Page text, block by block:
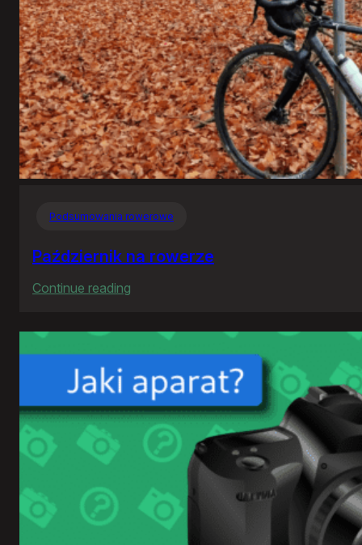
Podsumowania rowerowe
Październik na rowerze
Continue reading
na
rowerze